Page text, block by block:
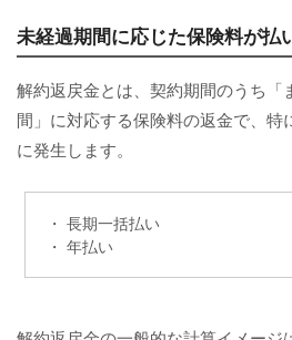
未経過期間に応じた保険料が払
解約返戻金とは、契約期間のうち「
間」に対応する保険料の返金で、特
に発生します。
・ 長期一括払い
・ 年払い